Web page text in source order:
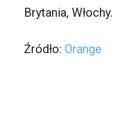
Brytania, Włochy.
Źródło: Orange